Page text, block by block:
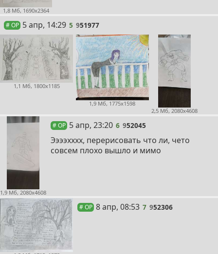
1,8 Мб, 1690x2364
# OP 5
5 апр, 14:29 5 951977
1,1 Мб, 1800x1185
1,9 Мб, 1775x1598
2,5 Мб, 2080x4608
1,9 Мб, 2080x4608
# OP 6
5 апр, 23:20 6 952045
Ээээхххх, перерисовать что ли, чето
совсем плохо вышло и мимо
# OP 7
8 апр, 08:53 7 952306